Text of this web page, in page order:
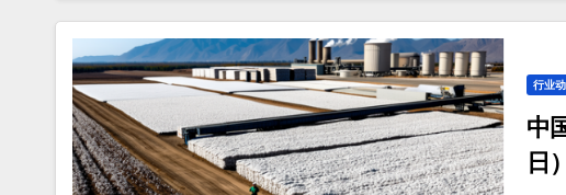
行业
中
日）